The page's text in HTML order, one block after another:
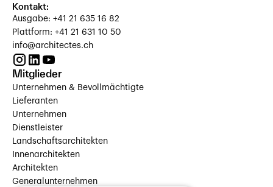
Kontakt:
Ausgabe: +41 21 635 16 82
Plattform: +41 21 631 10 50
info@architectes.ch
Mitglieder
Unternehmen & Bevollmächtigte
Lieferanten
Unternehmen
Dienstleister
Landschaftsarchitekten
Innenarchitekten
Architekten
Generalunternehmen